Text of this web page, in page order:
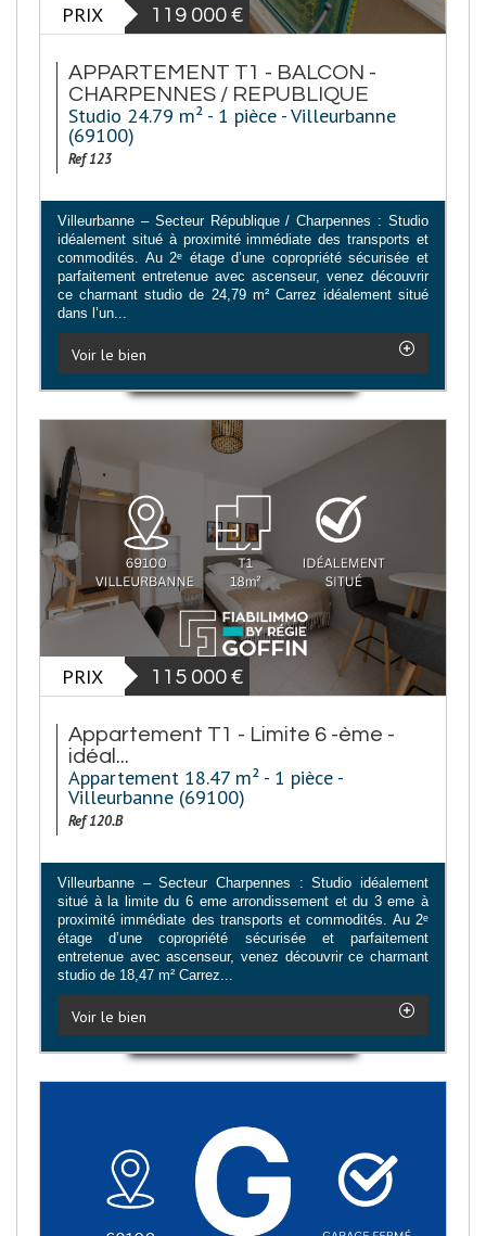
PRIX 119 000 €
APPARTEMENT T1 - BALCON -
CHARPENNES / REPUBLIQUE
Studio 24.79 m² - 1 pièce - Villeurbanne
(69100)
Ref 123
Villeurbanne – Secteur République / Charpennes : Studio
idéalement situé à proximité immédiate des transports et
commodités. Au 2ᵉ étage d’une copropriété sécurisée et
parfaitement entretenue avec ascenseur, venez découvrir
ce charmant studio de 24,79 m² Carrez idéalement situé
dans l’un...
Voir le bien
PRIX 115 000 €
Appartement T1 - Limite 6 -ème -
idéal...
Appartement 18.47 m² - 1 pièce -
Villeurbanne (69100)
Ref 120.B
Villeurbanne – Secteur Charpennes : Studio idéalement
situé à la limite du 6 eme arrondissement et du 3 eme à
proximité immédiate des transports et commodités. Au 2ᵉ
étage d’une copropriété sécurisée et parfaitement
entretenue avec ascenseur, venez découvrir ce charmant
studio de 18,47 m² Carrez...
Voir le bien